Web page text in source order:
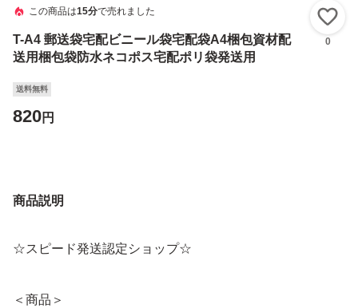
この商品は15分で売れました
T-A4 郵送袋宅配ビニール袋宅配袋A4梱包資材配
送用梱包袋防水ネコポス宅配ポリ袋発送用
0
送料無料
820円
商品説明
☆スピード発送認定ショップ☆
＜商品＞